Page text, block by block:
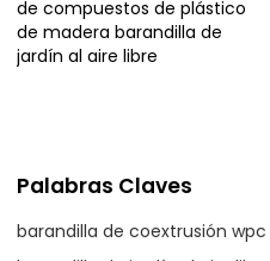
de compuestos de plástico
de madera barandilla de
jardín al aire libre
Palabras Claves
barandilla de coextrusión wpc